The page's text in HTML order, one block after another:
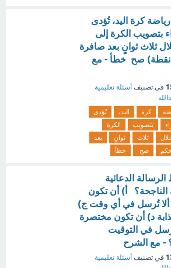
كرة اليد، تُؤدى
بتصويب الكرة إلى
ثلاث ثوانٍ بعد صافرة
الحكم. (1 نقطة) صح خطأ - مع
في تصنيف أسئلة تعليمية
كرة اليد،
تُؤدى
بتصويب
الكرة
ثلاث ثوانٍ
بعد
صح خطأ
الدعائية
الناجحة؟ أ) أن تكون
تُرسل في أي وقت ج)
د) أن تكون مختصرة
في التوقيت
- مع الشرح
في تصنيف أسئلة تعليمية